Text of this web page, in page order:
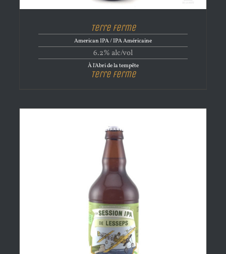
Terre Ferme
American IPA / IPA Américaine
6.2% alc/vol
À l'Abri de la tempête
Terre Ferme